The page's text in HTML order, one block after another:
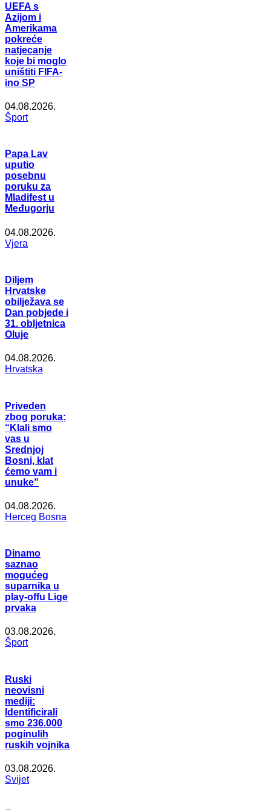
UEFA s
Azijom i
Amerikama
pokreće
natjecanje
koje bi moglo
uništiti FIFA-
ino SP
04.08.2026.
Šport
Papa Lav
uputio
posebnu
poruku za
Mladifest u
Međugorju
04.08.2026.
Vjera
Diljem
Hrvatske
obilježava se
Dan pobjede i
31. obljetnica
Oluje
04.08.2026.
Hrvatska
Priveden
zbog poruka:
“Klali smo
vas u
Srednjoj
Bosni, klat
ćemo vam i
unuke”
04.08.2026.
Herceg Bosna
Dinamo
saznao
mogućeg
suparnika u
play-offu Lige
prvaka
03.08.2026.
Šport
Ruski
neovisni
mediji:
Identificirali
smo 236.000
poginulih
ruskih vojnika
03.08.2026.
Svijet